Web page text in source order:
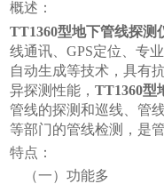
概述：
TT1360型地下管线探测
线通讯、GPS定位、专
自动生成等技术，具有
异探测性能，TT1360型
管线的探测和巡线、管
等部门的管线检测，是
特点：
（一）功能多